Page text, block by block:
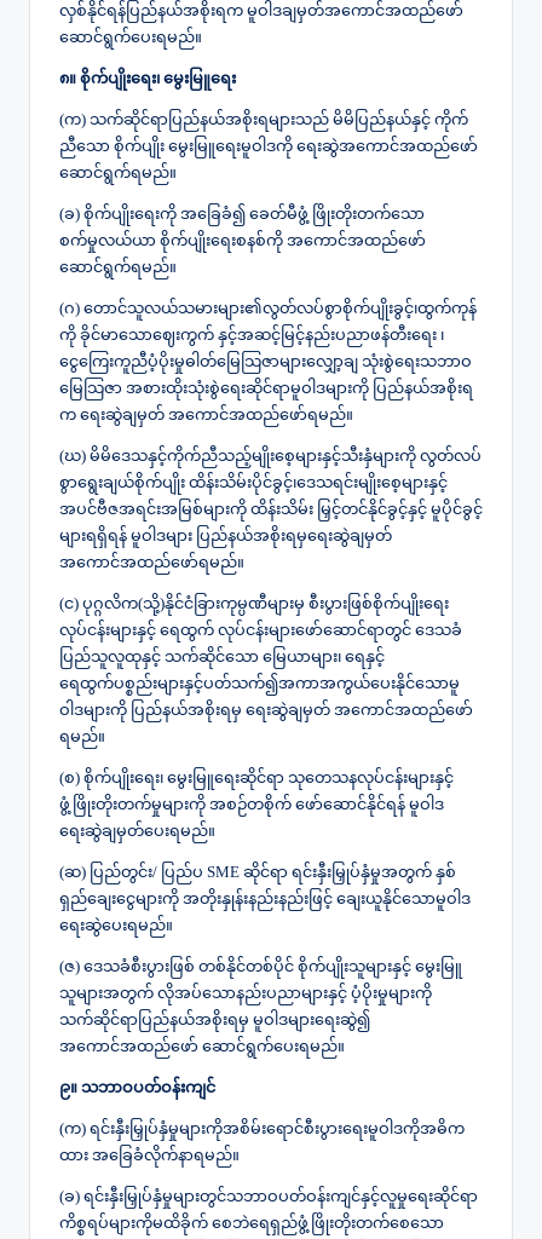
လှစ်နိုင်ရန်ပြည်နယ်အစိုးရက မူဝါဒချမှတ်အကောင်အထည်ဖော်
ဆောင်ရွက်ပေးရမည်။
၈။ စိုက်ပျိုးရေး၊ မွေးမြူရေး
(က) သက်ဆိုင်ရာပြည်နယ်အစိုးရများသည် မိမိပြည်နယ်နှင့် ကိုက်
ညီသော စိုက်ပျိုး မွေးမြူရေးမူဝါဒကို ရေးဆွဲအကောင်အထည်ဖော်
ဆောင်ရွက်ရမည်။
(ခ) စိုက်ပျိုးရေးကို အခြေခံ၍ ခေတ်မီဖွံ့ ဖြိုးတိုးတက်သော
စက်မှုလယ်ယာ စိုက်ပျိုးရေးစနစ်ကို အကောင်အထည်ဖော်
ဆောင်ရွက်ရမည်။
(ဂ) တောင်သူလယ်သမားများ၏လွတ်လပ်စွာစိုက်ပျိုးခွင့်၊ထွက်ကုန်
ကို ခိုင်မာသောဈေးကွက် နှင့်အဆင့်မြင့်နည်းပညာဖန်တီးရေး ၊
ငွေကြေးကူညီပံ့ပိုးမှုဓါတ်မြေသြဇာများလျှော့ချ သုံးစွဲရေးသဘာဝ
မြေသြဇာ အစားထိုးသုံးစွဲရေးဆိုင်ရာမူဝါဒများကို ပြည်နယ်အစိုးရ
က ရေးဆွဲချမှတ် အကောင်အထည်ဖော်ရမည်။
(ဃ) မိမိဒေသနှင့်ကိုက်ညီသည့်မျိုးစေ့များနှင့်သီးနှံများကို လွတ်လပ်
စွာရွေးချယ်စိုက်ပျိုး ထိန်းသိမ်းပိုင်ခွင့်၊ဒေသရင်းမျိုးစေ့များနှင့်
အပင်ဗီဇအရင်းအမြစ်များကို ထိန်းသိမ်း မြှင့်တင်နိုင်ခွင့်နှင့် မူပိုင်ခွင့်
များရရှိရန် မူဝါဒများ ပြည်နယ်အစိုးရမှရေးဆွဲချမှတ်
အကောင်အထည်ဖော်ရမည်။
(င) ပုဂ္ဂလိက(သို့)နိုင်ငံခြားကုမ္ပဏီများမှ စီးပွားဖြစ်စိုက်ပျိုးရေး
လုပ်ငန်းများနှင့် ရေထွက် လုပ်ငန်းများဖော်ဆောင်ရာတွင် ဒေသခံ
ပြည်သူလူထုနှင့် သက်ဆိုင်သော မြေယာများ၊ ရေနှင့်
ရေထွက်ပစ္စည်းများနှင့်ပတ်သက်၍အကာအကွယ်ပေးနိုင်သောမူ
ဝါဒများကို ပြည်နယ်အစိုးရမှ ရေးဆွဲချမှတ် အကောင်အထည်ဖော်
ရမည်။
(စ) စိုက်ပျိုးရေး၊ မွေးမြူရေးဆိုင်ရာ သုတေသနလုပ်ငန်းများနှင့်
ဖွံ့ဖြိုးတိုးတက်မှုများကို အစဉ်တစိုက် ဖော်ဆောင်နိုင်ရန် မူဝါဒ
ရေးဆွဲချမှတ်ပေးရမည်။
(ဆ) ပြည်တွင်း/ ပြည်ပ SME ဆိုင်ရာ ရင်းနှီးမြှုပ်နှံမှုအတွက် နှစ်
ရှည်ချေးငွေများကို အတိုးနှုန်းနည်းနည်းဖြင့် ချေးယူနိုင်သောမူဝါဒ
ရေးဆွဲပေးရမည်။
(ဇ) ဒေသခံစီးပွားဖြစ် တစ်နိုင်တစ်ပိုင် စိုက်ပျိုးသူများနှင့် မွေးမြူ
သူများအတွက် လိုအပ်သောနည်းပညာများနှင့် ပံ့ပိုးမှုများကို
သက်ဆိုင်ရာပြည်နယ်အစိုးရမှ မူဝါဒများရေးဆွဲ၍
အကောင်အထည်ဖော် ဆောင်ရွက်ပေးရမည်။
၉။ သဘာဝပတ်ဝန်းကျင်
(က) ရင်းနှီးမြှုပ်နှံမှုများကိုအစိမ်းရောင်စီးပွားရေးမူဝါဒကိုအဓိက
ထား အခြေခံလိုက်နာရမည်။
(ခ) ရင်းနှီးမြှုပ်နှံမှုများတွင်သဘာဝပတ်ဝန်းကျင်နှင့်လူမှုရေးဆိုင်ရာ
ကိစ္စရပ်များကိုမထိခိုက် စေဘဲရေရှည်ဖွံ့ဖြိုးတိုးတက်စေသော